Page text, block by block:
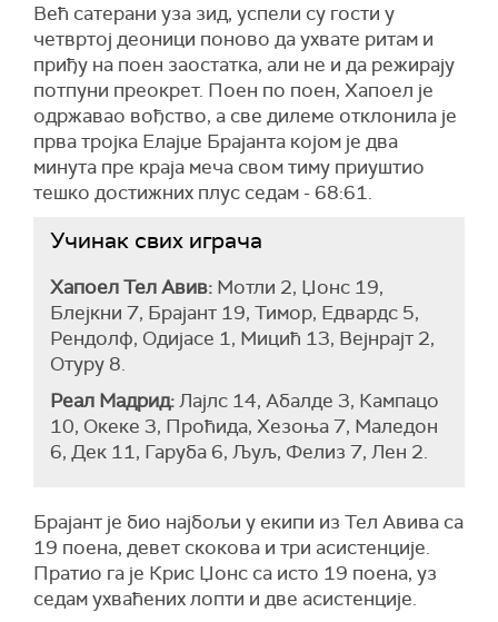
Већ сатерани уза зид, успели су гости у
четвртој деоници поново да ухвате ритам и
приђу на поен заостатка, али не и да режирају
потпуни преокрет. Поен по поен, Хапоел је
одржавао вођство, а све дилеме отклонила је
прва тројка Елајџе Брајанта којом је два
минута пре краја меча свом тиму приуштио
тешко достижних плус седам - 68:61.
Учинак свих играча
Хапоел Тел Авив: Мотли 2, Џонс 19,
Блејкни 7, Брајант 19, Тимор, Едвардс 5,
Рендолф, Одијасе 1, Мицић 13, Вејнрајт 2,
Отуру 8.
Реал Мадрид:Лајлс 14, Абалде 3, Кампацо
10, Океке 3, Проћида, Хезоња 7, Маледон
6, Дек 11, Гаруба 6, Љуљ, Фелиз 7, Лен 2.
Брајант је био најбољи у екипи из Тел Авива са
19 поена, девет скокова и три асистенције.
Пратио га је Крис Џонс са исто 19 поена, уз
седам ухваћених лопти и две асистенције.